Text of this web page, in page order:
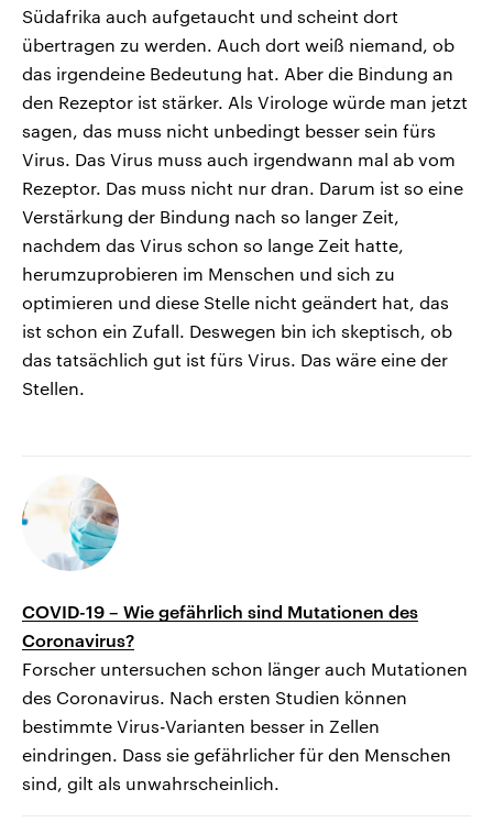
Südafrika auch aufgetaucht und scheint dort
übertragen zu werden. Auch dort weiß niemand, ob
das irgendeine Bedeutung hat. Aber die Bindung an
den Rezeptor ist stärker. Als Virologe würde man jetzt
sagen, das muss nicht unbedingt besser sein fürs
Virus. Das Virus muss auch irgendwann mal ab vom
Rezeptor. Das muss nicht nur dran. Darum ist so eine
Verstärkung der Bindung nach so langer Zeit,
nachdem das Virus schon so lange Zeit hatte,
herumzuprobieren im Menschen und sich zu
optimieren und diese Stelle nicht geändert hat, das
ist schon ein Zufall. Deswegen bin ich skeptisch, ob
das tatsächlich gut ist fürs Virus. Das wäre eine der
Stellen.
COVID-19 – Wie gefährlich sind Mutationen des
Coronavirus?
Forscher untersuchen schon länger auch Mutationen
des Coronavirus. Nach ersten Studien können
bestimmte Virus-Varianten besser in Zellen
eindringen. Dass sie gefährlicher für den Menschen
sind, gilt als unwahrscheinlich.